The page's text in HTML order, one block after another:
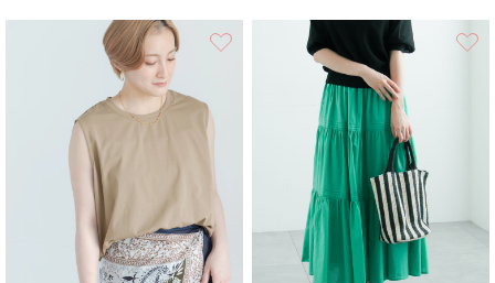
お気に入り